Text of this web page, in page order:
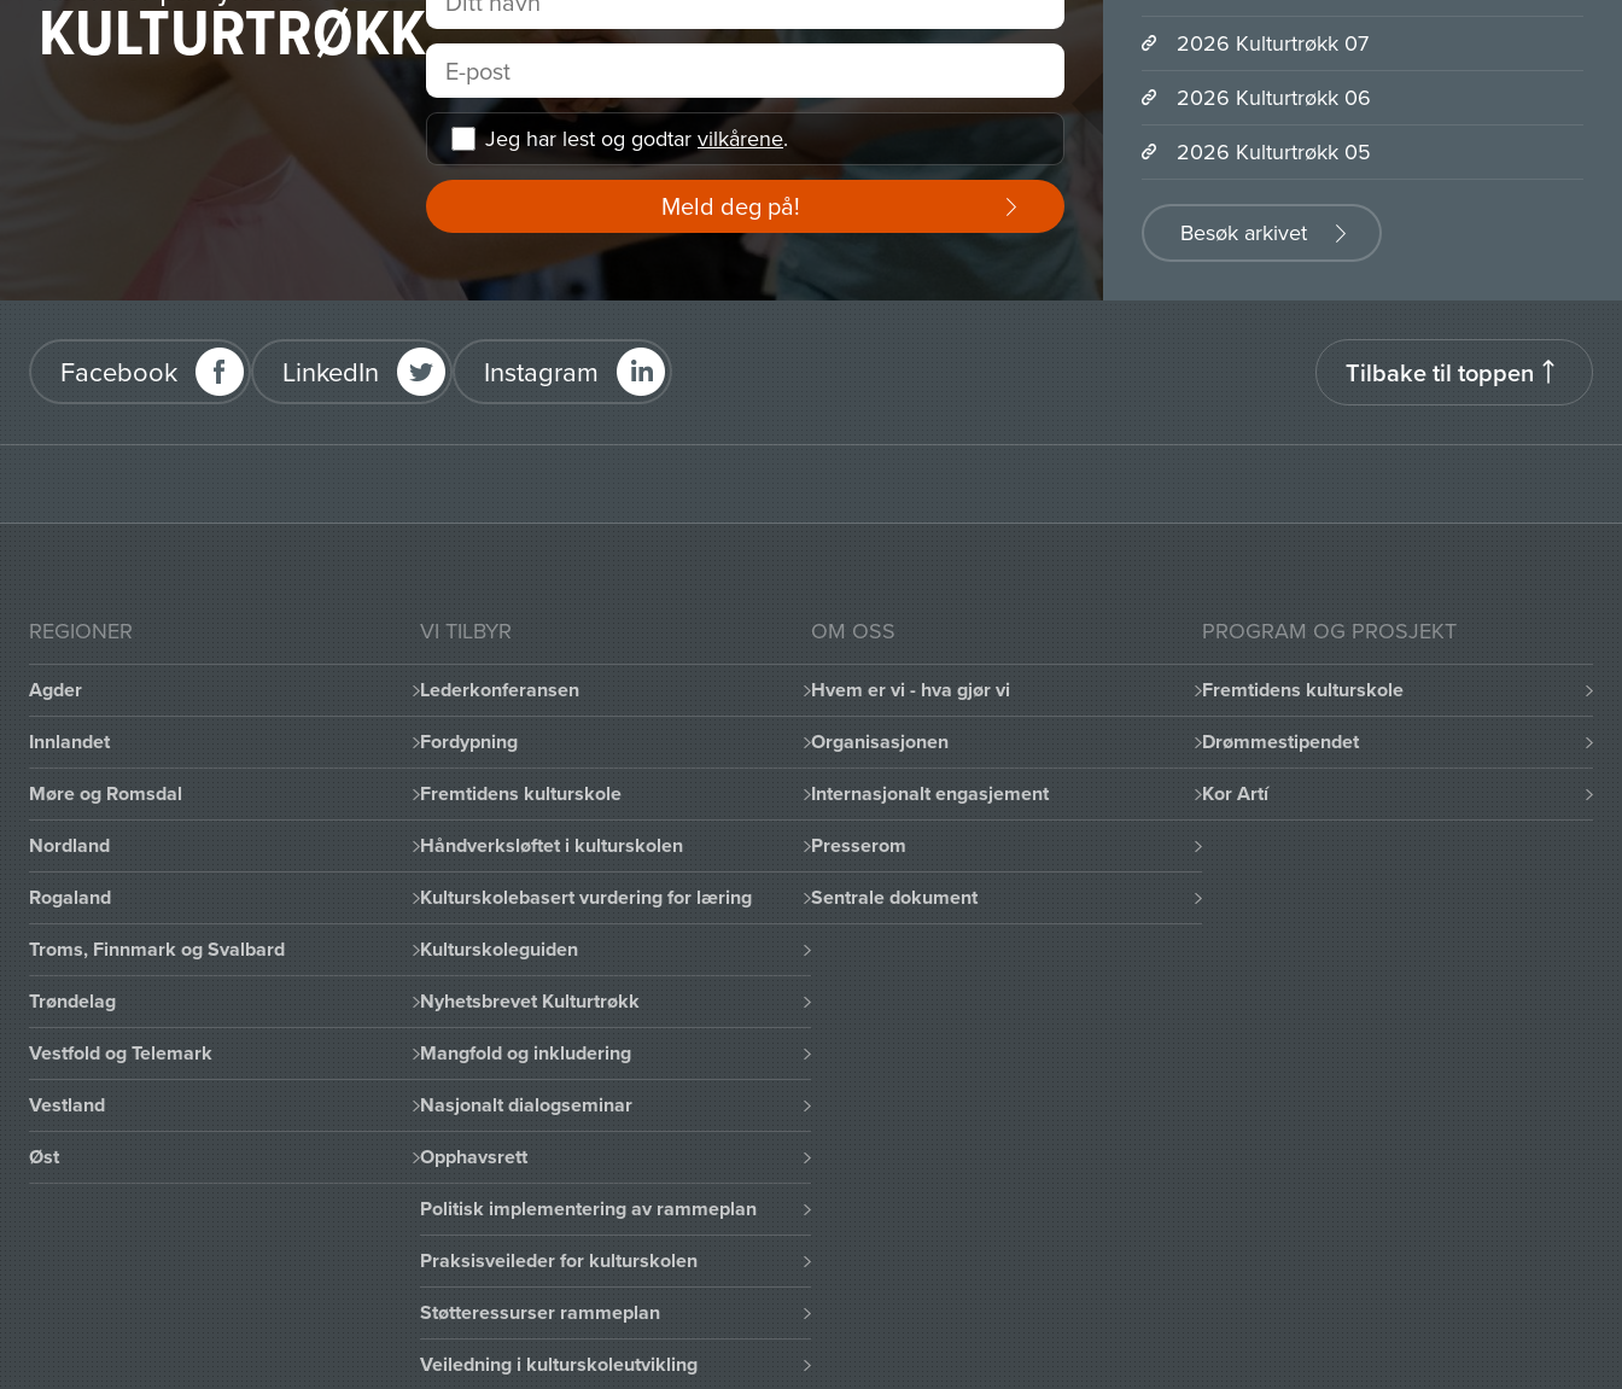
KULTURTRØKK
Jeg har lest og godtar vilkårene.
Meld deg på!
2026 Kulturtrøkk 07
2026 Kulturtrøkk 06
2026 Kulturtrøkk 05
Besøk arkivet
Facebook LinkedIn Instagram Tilbake til toppen
REGIONER
Agder
Innlandet
Møre og Romsdal
Nordland
Rogaland
Troms, Finnmark og Svalbard
Trøndelag
Vestfold og Telemark
Vestland
Øst
VI TILBYR
Lederkonferansen
Fordypning
Fremtidens kulturskole
Håndverksløftet i kulturskolen
Kulturskolebasert vurdering for læring
Kulturskoleguiden
Nyhetsbrevet Kulturtrøkk
Mangfold og inkludering
Nasjonalt dialogseminar
Opphavsrett
Politisk implementering av rammeplan
Praksisveileder for kulturskolen
Støtteressurser rammeplan
Veiledning i kulturskoleutvikling
OM OSS
Hvem er vi - hva gjør vi
Organisasjonen
Internasjonalt engasjement
Presserom
Sentrale dokument
PROGRAM OG PROSJEKT
Fremtidens kulturskole
Drømmestipendet
Kor Artí